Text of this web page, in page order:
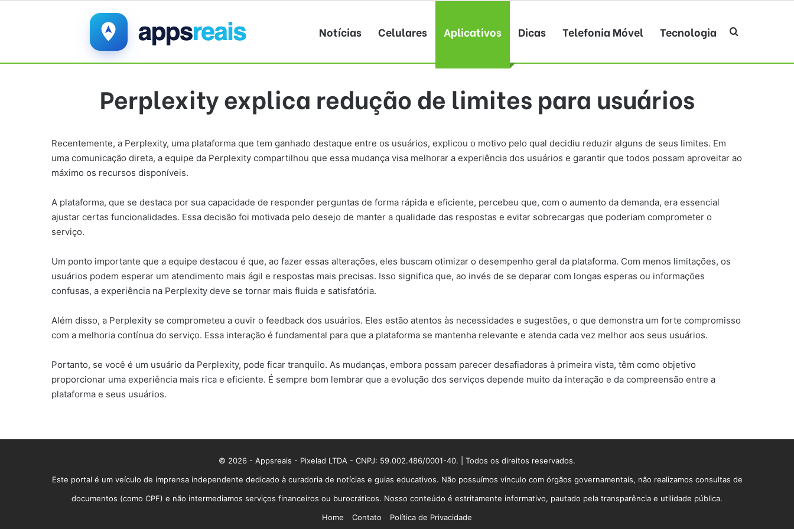
Notícias Celulares Aplicativos Dicas Telefonia Móvel Tecnologia Procurar por
Perplexity explica redução de limites para usuários
Recentemente, a Perplexity, uma plataforma que tem ganhado destaque entre os usuários, explicou o motivo pelo qual decidiu reduzir alguns de seus limites. Em
uma comunicação direta, a equipe da Perplexity compartilhou que essa mudança visa melhorar a experiência dos usuários e garantir que todos possam aproveitar ao
máximo os recursos disponíveis.
A plataforma, que se destaca por sua capacidade de responder perguntas de forma rápida e eficiente, percebeu que, com o aumento da demanda, era essencial
ajustar certas funcionalidades. Essa decisão foi motivada pelo desejo de manter a qualidade das respostas e evitar sobrecargas que poderiam comprometer o
serviço.
Um ponto importante que a equipe destacou é que, ao fazer essas alterações, eles buscam otimizar o desempenho geral da plataforma. Com menos limitações, os
usuários podem esperar um atendimento mais ágil e respostas mais precisas. Isso significa que, ao invés de se deparar com longas esperas ou informações
confusas, a experiência na Perplexity deve se tornar mais fluida e satisfatória.
Além disso, a Perplexity se comprometeu a ouvir o feedback dos usuários. Eles estão atentos às necessidades e sugestões, o que demonstra um forte compromisso
com a melhoria contínua do serviço. Essa interação é fundamental para que a plataforma se mantenha relevante e atenda cada vez melhor aos seus usuários.
Portanto, se você é um usuário da Perplexity, pode ficar tranquilo. As mudanças, embora possam parecer desafiadoras à primeira vista, têm como objetivo
proporcionar uma experiência mais rica e eficiente. É sempre bom lembrar que a evolução dos serviços depende muito da interação e da compreensão entre a
plataforma e seus usuários.
© 2026 - Appsreais - Pixelad LTDA - CNPJ: 59.002.486/0001-40. | Todos os direitos reservados.
Este portal é um veículo de imprensa independente dedicado à curadoria de notícias e guias educativos. Não possuímos vínculo com órgãos governamentais, não realizamos consultas de
documentos (como CPF) e não intermediamos serviços financeiros ou burocráticos. Nosso conteúdo é estritamente informativo, pautado pela transparência e utilidade pública.
Home
Contato Política de Privacidade